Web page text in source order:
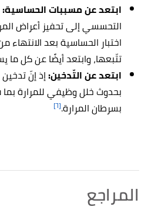
ابتعد عن مسببات الحساسية:
التحسسي إلى تحفيز أعراض
اختبار الحساسية بعد
تتّبعها، وابتعد أيضًا عن كل
ابتعد عن التّدخين:إذ إنّ
بحدوث خلل وظيفي للمرارة
بسرطان المرارة.[٦]
المراجع